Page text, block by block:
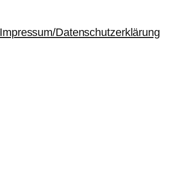
Impressum/Datenschutzerklärung